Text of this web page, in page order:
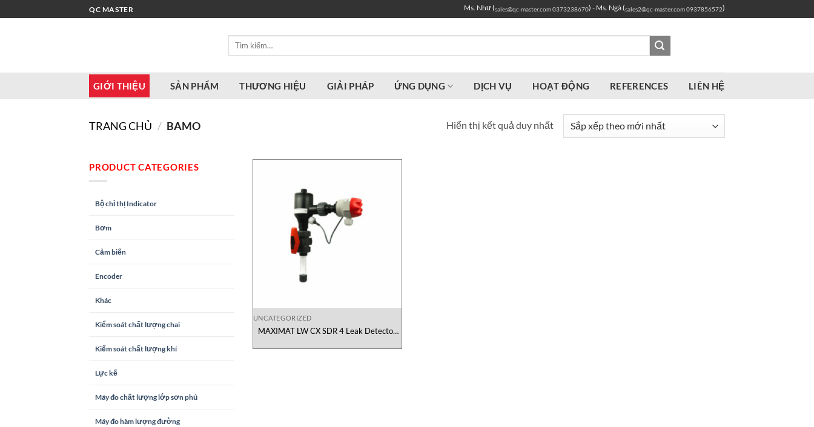
qua
QC MASTER Ms. Như (sales@qc-master.com0373238670) - Ms. Ngà (sales2@qc-master.com0937856572)
Tìm
GIỚI THIỆU SẢN PHẨM THƯƠNG HIỆU GIẢI PHÁP ỨNG DỤNG DỊCH VỤ HOẠT ĐỘNG REFERENCES LIÊN HỆ
TRANG CHỦ / BAMO Hiển thị kết quả duy nhất
PRODUCT CATEGORIES
Bộ chỉ thị Indicator
Bơm
Cảm biến
Encoder
Khác
Kiểm soát chất lượng chai
Kiểm soát chất lượng khí
Lực kế
Máy đo chất lượng lớp sơn phủ
Máy đo hàm lượng đường
UNCATEGORIZED
MAXIMAT LW CX SDR 4 Leak Detector